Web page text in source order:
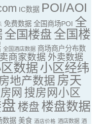
IC数据 POI/AOI
免费数据 全国商场POI 全
全国楼盘全国楼
全国酒店数据 商场商户分布数
商家数据 外卖数据
数据小区经纬
房地产数据 房天
网 搜房网小区
楼盘 楼盘数据
数据 美食 酒店价格 酒店数据 酒